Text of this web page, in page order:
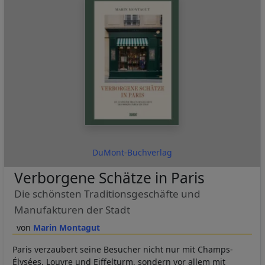
DuMont-Buchverlag
Marin Montagut
Verborgene Schätze in Paris
Die schönsten Traditionsgeschäfte und
Manufakturen der Stadt
Paris verzaubert seine Besucher nicht nur mit Champs-
Élysées, Louvre und Eiffelturm, sondern vor allem mit